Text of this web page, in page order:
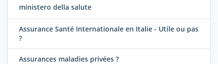
ministero della salute
Assurance Santé Internationale en Italie - Utile ou pas
?
Assurances maladies privées ?